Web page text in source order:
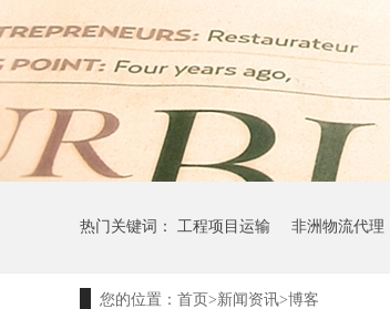
热门关键词： 工程项目运输 非洲物流代理
您的位置： 首页>新闻资讯>博客